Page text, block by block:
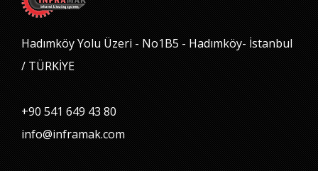
Hadımköy Yolu Üzeri - No1B5 - Hadımköy- İstanbul
/ TÜRKİYE
+90 541 649 43 80
info@inframak.com